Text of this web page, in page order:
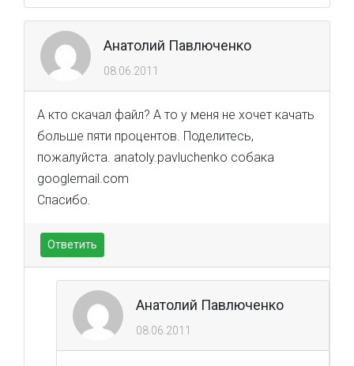
Анатолий Павлюченко
08.06.2011
А кто скачал файл? А то у меня не хочет качать
больше пяти процентов. Поделитесь,
пожалуйста. anatoly.pavluchenko собака
googlemail.com
Спасибо.
Ответить
Анатолий Павлюченко
08.06.2011